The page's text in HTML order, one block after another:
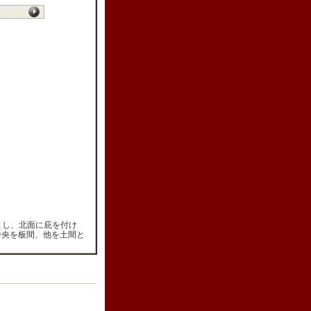
、北面に庇を付け
を板間、他を土間と